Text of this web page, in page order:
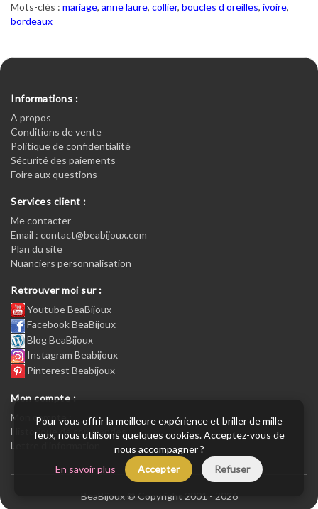
Mots-clés : mariage, anne laure, collier, boucles d oreilles, ivoire,
bordeaux
Informations :
A propos
Conditions de vente
Politique de confidentialité
Sécurité des paiements
Foire aux questions
Services client :
Me contacter
Email : contact@beabijoux.com
Plan du site
Nuanciers personnalisation
Retrouver moi sur :
Youtube BeaBijoux
Facebook BeaBijoux
Blog BeaBijoux
Instagram Beabijoux
Pinterest Beabijoux
Mon compte :
Mon compte :
Historique de commandes
Lettre d’information
BeaBijoux © Copyright 2001 - 2026
Pour vous offrir la meilleure expérience et briller de mille
feux, nous utilisons quelques cookies. Acceptez-vous de
nous accompagner ?
En savoir plus
Accepter Refuser